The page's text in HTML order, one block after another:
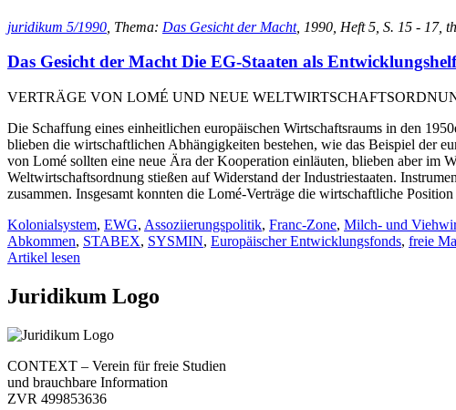
juridikum 5/1990 , Thema: Das Gesicht der Macht, 1990, Heft 5, S. 15 - 17,
Das Gesicht der Macht Die EG-Staaten als
VERTRÄGE VON LOMÉ UND NEUE
Die Schaffung eines einheitlichen europäischen Wirtschaftsraums in den
blieben die wirtschaftlichen Abhängigkeiten bestehen, wie das Beispiel der
von Lomé sollten eine neue Ära der Kooperation einläuten, blieben aber im
Weltwirtschaftsordnung stießen auf Widerstand der Industriestaaten.
zusammen. Insgesamt konnten die Lomé-Verträge die wirtschaftliche
Kolonialsystem, EWG, Assoziierungspolitik, Franc-Zone, Milch- und
Abkommen, STABEX, SYSMIN, Europäischer Entwicklungsfonds, freie
Artikel lesen
Juridikum Logo
CONTEXT – Verein für freie Studien
und brauchbare Information
ZVR 499853636